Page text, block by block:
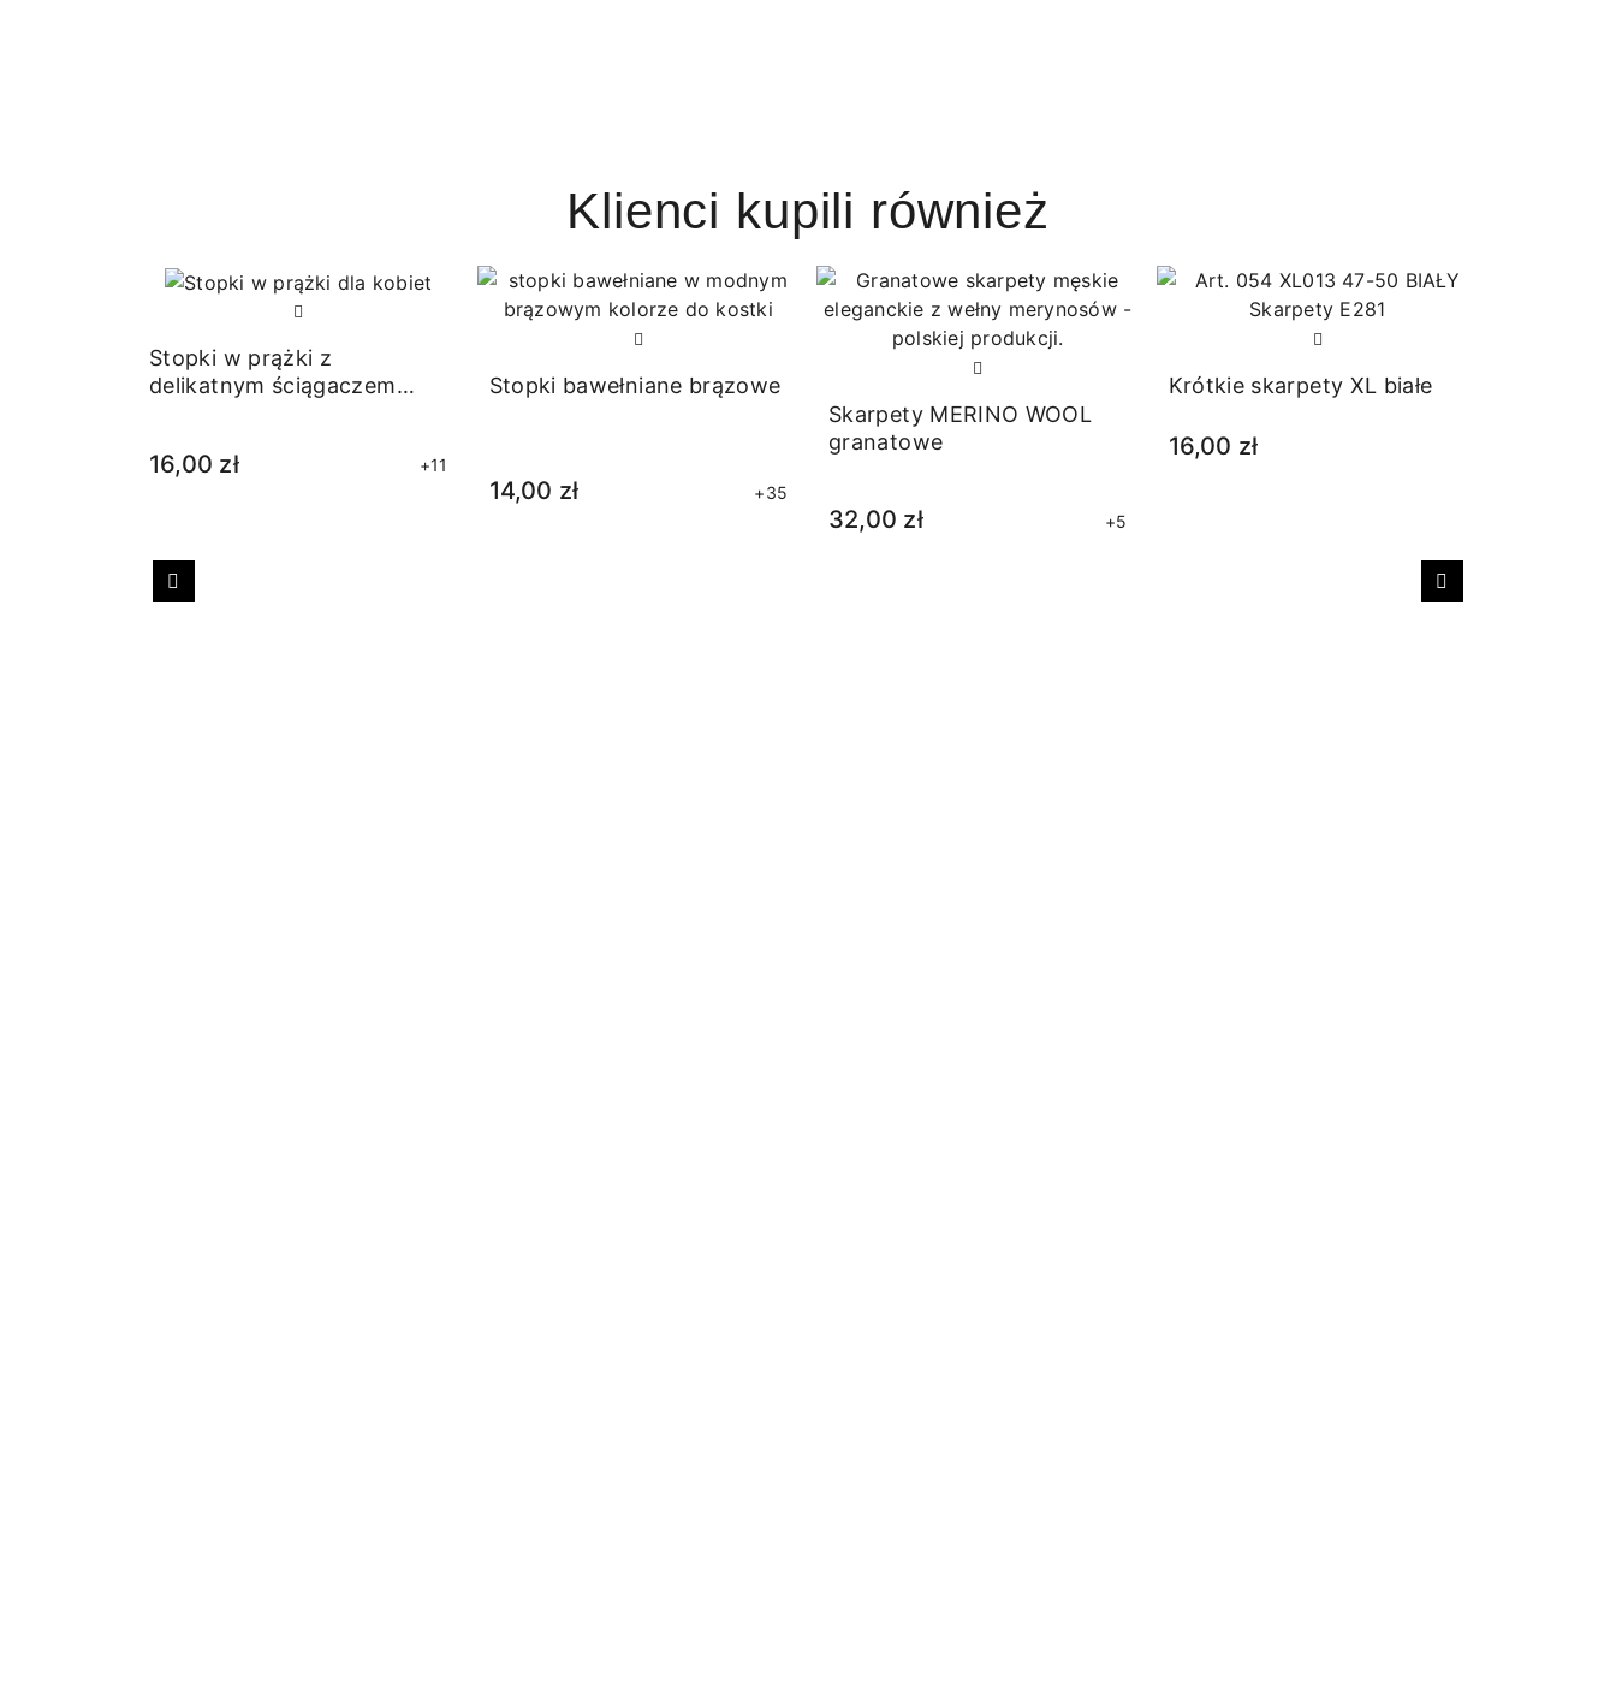
Klienci kupili również
Stopki w prążki z
delikatnym ściągaczem
16,00 zł +11
Stopki bawełniane brązowe
14,00 zł +35
Skarpety MERINO WOOL
granatowe
32,00 zł +5
Krótkie skarpety XL białe
16,00 zł
Poprzedni Następny